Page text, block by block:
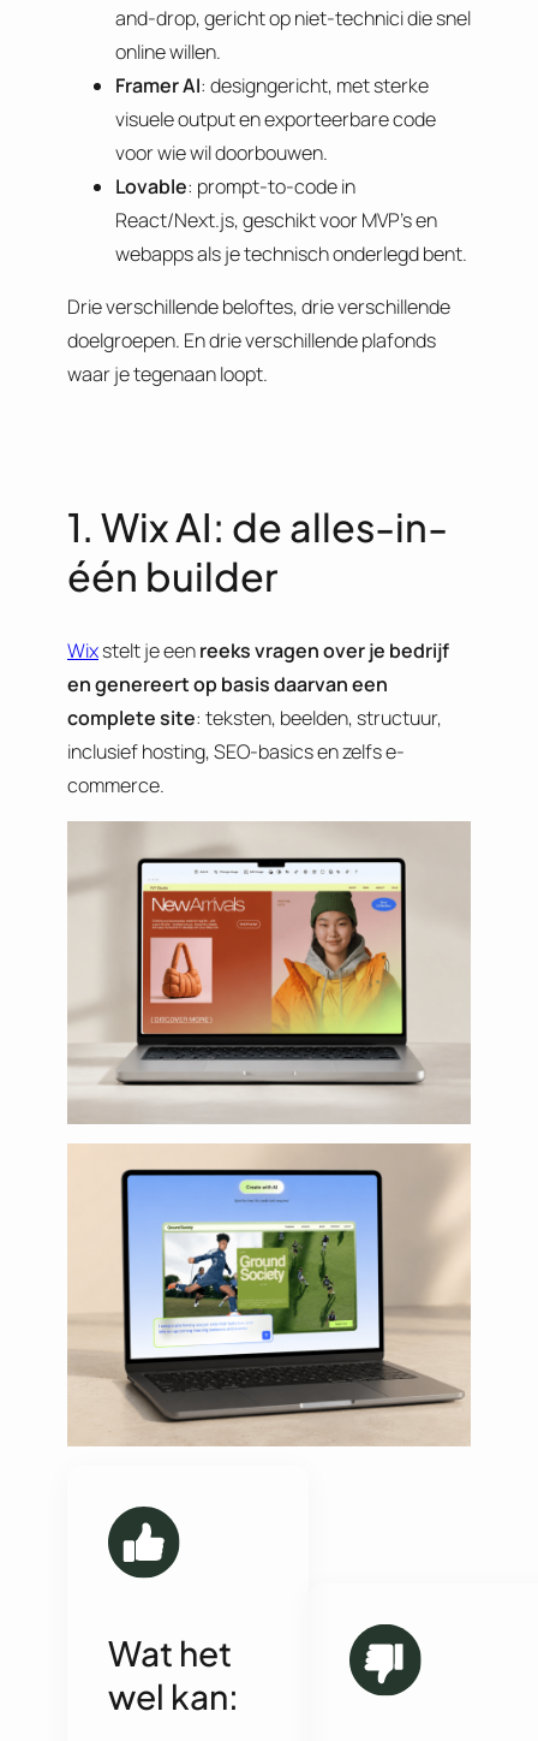
and-drop, gericht op niet-technici die snel
online willen.
Framer AI: designgericht, met sterke
visuele output en exporteerbare code
voor wie wil doorbouwen.
Lovable: prompt-to-code in
React/Next.js, geschikt voor MVP’s en
webapps als je technisch onderlegd bent.
Drie verschillende beloftes, drie verschillende
doelgroepen. En drie verschillende plafonds
waar je tegenaan loopt.
1. Wix AI: de alles-in-
één builder
Wixstelt je eenreeks vragen over je bedrijf
en genereert op basis daarvan een
complete site: teksten, beelden, structuur,
inclusief hosting, SEO-basics en zelfs e-
commerce.
Wat het
wel kan: